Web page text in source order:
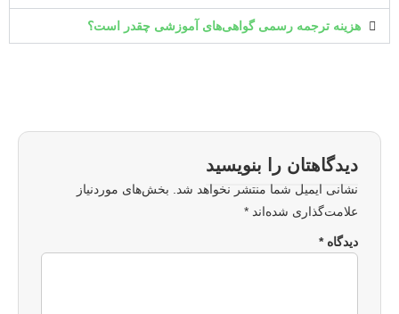
هزینه ترجمه رسمی گواهی‌های آموزشی چقدر است؟
دیدگاهتان را بنویسید
نشانی ایمیل شما منتشر نخواهد شد.
بخش‌های موردنیاز
علامت‌گذاری شده‌اند *
دیدگاه*